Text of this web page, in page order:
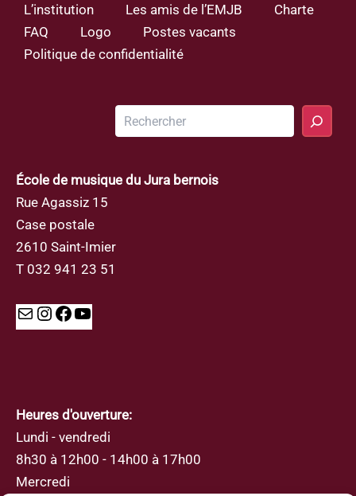
L’institution Les amis de l’EMJB
Charte
FAQ
Logo
Postes vacants
Politique de confidentialité
École de musique du Jura bernois
Rue Agassiz 15
Case postale
2610 Saint-Imier
T 032 941 23 51
MailInstagram
Facebook
Heures d'ouverture:
Lundi - vendredi
8h30 à 12h00 - 14h00 à 17h00
Mercredi